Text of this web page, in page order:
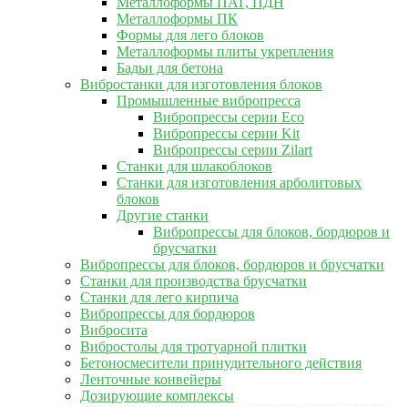
Металлоформы ПК
Формы для лего блоков
Металлоформы плиты укрепления
Бадьи для бетона
Вибростанки для изготовления блоков
Промышленные вибропресса
Вибропрессы серии Eco
Вибропрессы серии Kit
Вибропрессы серии Zilart
Станки для шлакоблоков
Станки для изготовления арболитовых
блоков
Другие станки
Вибропрессы для блоков, бордюров и
брусчатки
Вибропрессы для блоков, бордюров и брусчатки
Станки для производства брусчатки
Станки для лего кирпича
Вибропрессы для бордюров
Вибросита
Вибростолы для тротуарной плитки
Бетоносмесители принудительного действия
Ленточные конвейеры
Дозирующие комплексы